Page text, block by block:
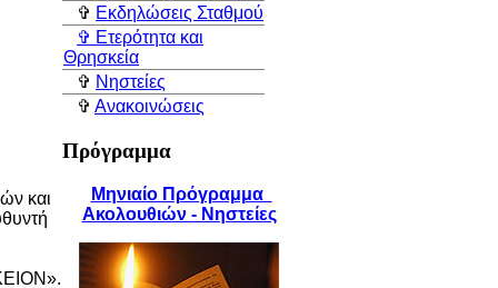
και
✞ Εκδηλώσεις Σταθμού
✞ Ετερότητα και
Θρησκεία
✞ Νηστείες
✞ Ανακοινώσεις
Πρόγραμμα
Μηνιαίο Πρόγραμμα
Ακολουθιών - Νηστείες